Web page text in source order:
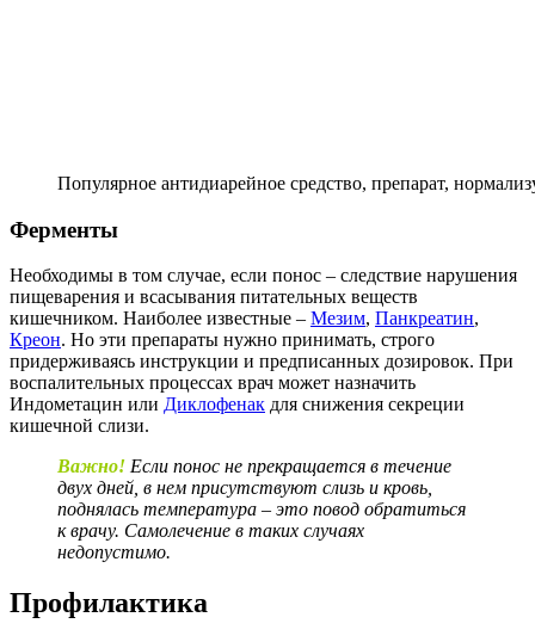
Популярное антидиарейное средство, препарат,
Ферменты
Необходимы в том случае, если понос – следствие нарушения
пищеварения и всасывания питательных веществ
кишечником. Наиболее известные – Мезим, Панкреатин,
Креон. Но эти препараты нужно принимать, строго
придерживаясь инструкции и предписанных дозировок. При
воспалительных процессах врач может назначить
Индометацин или Диклофенак для снижения секреции
кишечной слизи.
Важно! Если понос не прекращается в течение
двух дней, в нем присутствуют слизь и кровь,
поднялась температура – это повод обратиться
к врачу. Самолечение в таких случаях
недопустимо.
Профилактика